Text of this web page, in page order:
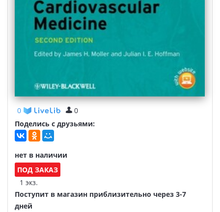
0
0
Поделись с друзьями:
нет в наличии
ПОД ЗАКАЗ
1 экз.
Поступит в магазин приблизительно через 3-7
дней